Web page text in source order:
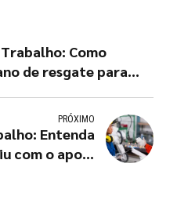
Como
de resgate para
PRÓXIMO
Entenda
com o apoio